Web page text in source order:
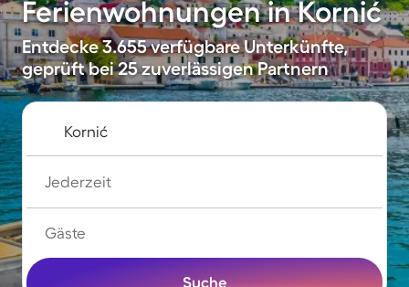
Ferienwohnungen in Kornić
Entdecke 3.655 verfügbare Unterkünfte,
geprüft bei 25 zuverlässigen Partnern
Jederzeit
Gäste
Suche